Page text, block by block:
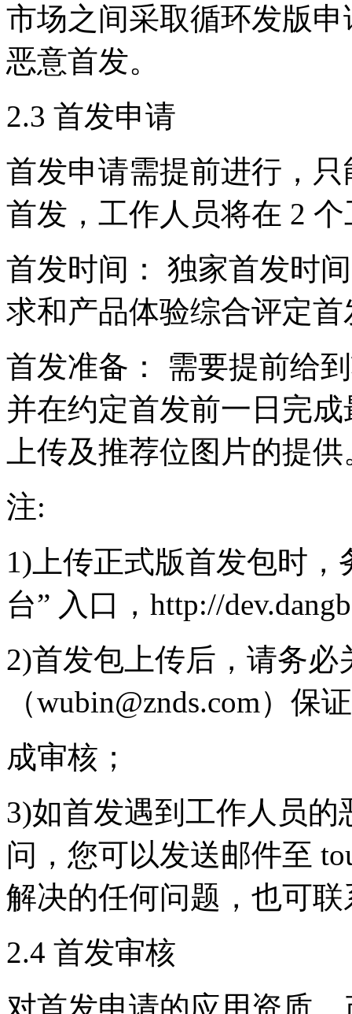
市场之间采取循环发版
恶意首发。
2.3 首发申请
首发申请需提前进行，
首发，工作人员将在 2
首发时间： 独家首发时
求和产品体验综合评定
首发准备： 需要提前给
并在约定首发前一日完
上传及推荐位图片的提供
注:
1)上传正式版首发包时
台” 入口，http://
2)首发包上传后，请务
（wubin@znds.com）保
成审核；
3)如首发遇到工作人员
问，您可以发送邮件至
解决的任何问题，也可联
2.4 首发审核
对首发申请的应用资质